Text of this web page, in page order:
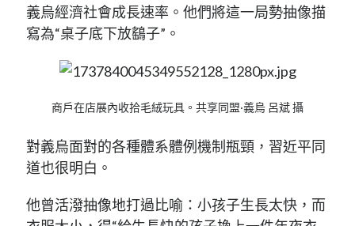
義烏經濟社會成長速率。他們將這一局勢抽像描
寫為“桌子底下放鷂子”。
商戶在店展內收拾毛絨玩具。共享同盟·義烏 呂斌 攝
對義烏面對的各種體系體例機制瓶頸，習近平同
道也很明白。
他曾活潑抽像地打過比喻：小孩子生長太快，而